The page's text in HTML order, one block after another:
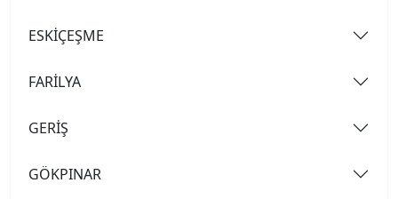
ESKİÇEŞME
FARİLYA
GERİŞ
GÖKPINAR